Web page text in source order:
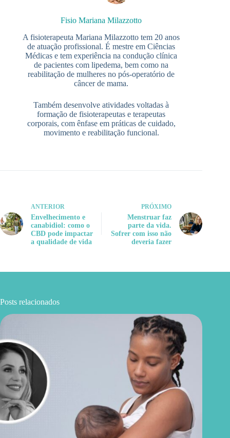
Fisio Mariana Milazzotto
A fisioterapeuta Mariana Milazzotto tem 20 anos
de atuação profissional. É mestre em Ciências
Médicas e tem experiência na condução clínica
de pacientes com lipedema, bem como na
reabilitação de mulheres no pós-operatório de
câncer de mama.
Também desenvolve atividades voltadas à
formação de fisioterapeutas e terapeutas
corporais, com ênfase em práticas de cuidado,
movimento e reabilitação funcional.
ANTERIOR
Envelhecimento e
canabidiol: como o
CBD pode impactar
a qualidade de vida
PRÓXIMO
Menstruar faz
parte da vida.
Sofrer com isso não
deveria fazer
Posts relacionados